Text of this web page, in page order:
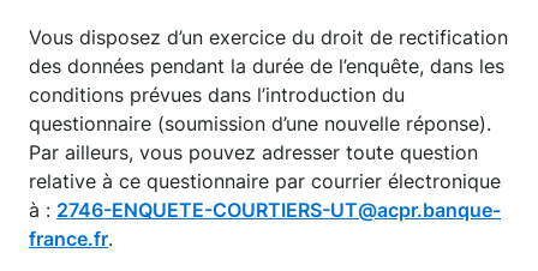
Vous disposez d’un exercice du droit de rectification
des données pendant la durée de l’enquête, dans les
conditions prévues dans l’introduction du
questionnaire (soumission d’une nouvelle réponse).
Par ailleurs, vous pouvez adresser toute question
relative à ce questionnaire par courrier électronique
à : 2746-ENQUETE-COURTIERS-UT@acpr.banque-
france.fr.